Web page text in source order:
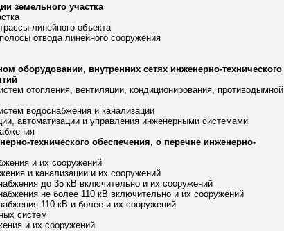
земельного участка
линейного объекта
отвода линейного сооружения
оборудовании, внутренних сетях инженерно-технического
отопления, вентиляции, кондиционирования, противодымной
водоснабжения и канализации
автоматизации и управления инженерными системами
технического обеспечения, о перечне инженерно-
и их сооружений
и канализации и их сооружений
до 35 кВ включительно и их сооружений
не более 110 кВ включительно и их сооружений
110 кВ и более и их сооружений
систем
и их сооружений